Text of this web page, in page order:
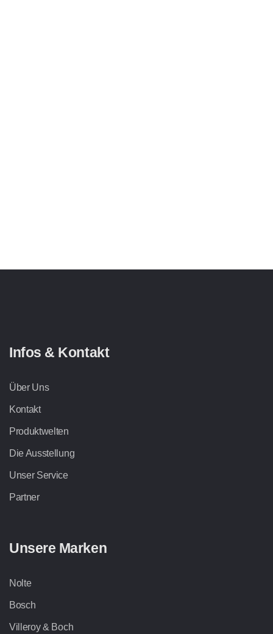
Infos & Kontakt
Über Uns
Kontakt
Produktwelten
Die Ausstellung
Unser Service
Partner
Unsere Marken
Nolte
Bosch
Villeroy & Boch